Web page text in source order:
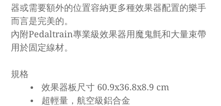
器或需要額外的位置容納更多種效果器配置的樂手
而言是完美的。
內附Pedaltrain專業級效果器用魔鬼氈和大量束帶
用於固定線材。
規格
效果器板尺寸 60.9x36.8x8.9 cm
超輕量，航空級鋁合金